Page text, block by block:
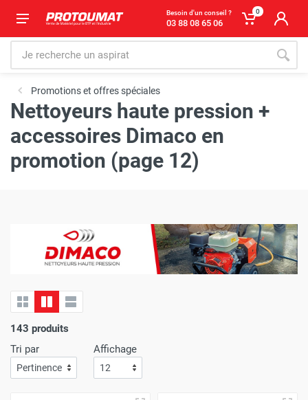
Besoin d'un conseil ?
03 88 08 65 06
0
Promotions et offres spéciales
Nettoyeurs haute pression +
accessoires Dimaco en
promotion (page 12)
143 produits
Tri par
Affichage